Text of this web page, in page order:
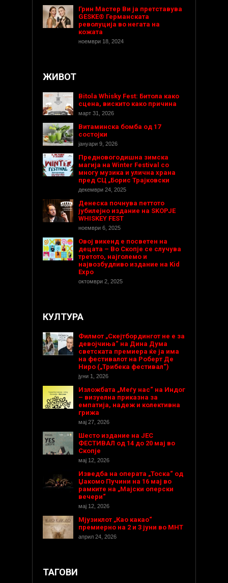
Грин Мастер Ви ја претставува
GESKE® Германската
револуција во негата на
кожата
ноември 18, 2024
ЖИВОТ
Bitola Whisky Fest: Битола како
сцена, вискито како причина
март 31, 2026
Витаминска бомба од 17
состојки
јануари 9, 2026
Предновогодишнa зимска
магија на Winter Festival со
многу музика и улична храна
пред СЦ „Борис Трајковски
декември 24, 2025
Денеска почнува петтото
јубилејно издание на SKOPJE
WHISKEY FEST
ноември 6, 2025
Овој викенд е посветен на
децата – Во Скопје се случува
третото, најголемо и
највозбудливо издание на Kid
Expo
октомври 2, 2025
КУЛТУРА
Филмот „Скејтбордингот не е за
девојчиња“ на Дина Дума
светската премиера ќе ја има
на фестивалот на Роберт Де
Ниро („Трибека фестивал“)
јуни 1, 2026
Изложбата „Меѓу нас“ на Индог
– визуелна приказна за
емпатија, надеж и колективна
грижа
мај 27, 2026
Шесто издание на ЈЕС
ФЕСТИВАЛ од 14 до 20 мај во
Скопје
мај 12, 2026
Изведба на операта „Тоска“ од
Џакомо Пучини на 16 мај во
рамките на „Мајски оперски
вечери“
мај 12, 2026
Мјузиклот „Као какао“
премиерно на 2 и 3 јуни во МНТ
април 24, 2026
ТАГОВИ